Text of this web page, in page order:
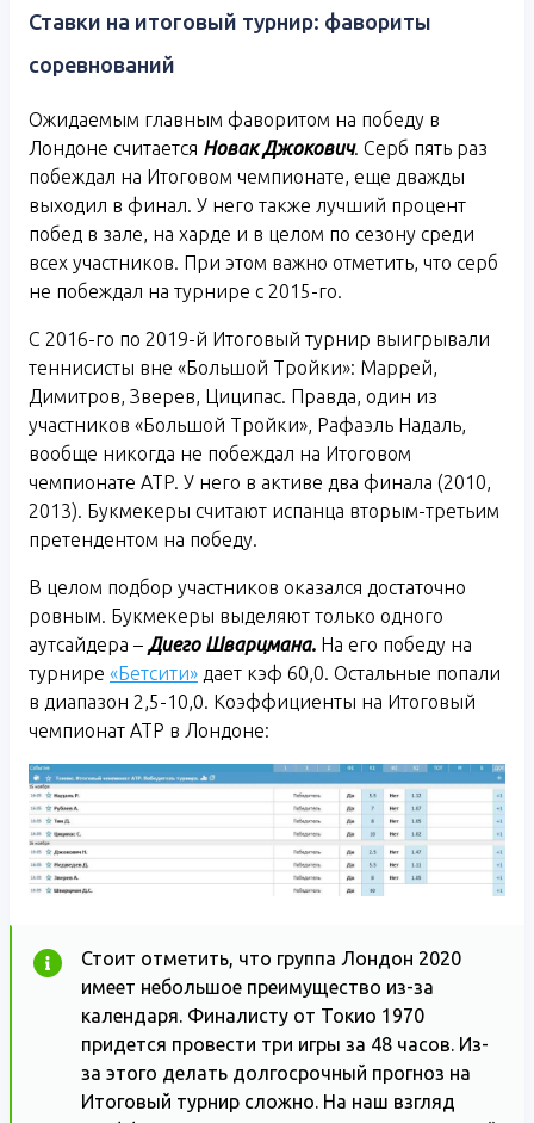
Ставки на итоговый турнир: фавориты
соревнований
Ожидаемым главным фаворитом на победу в
Лондоне считается Новак Джокович. Серб пять раз
побеждал на Итоговом чемпионате, еще дважды
выходил в финал. У него также лучший процент
побед в зале, на харде и в целом по сезону среди
всех участников. При этом важно отметить, что серб
не побеждал на турнире с 2015-го.
С 2016-го по 2019-й Итоговый турнир выигрывали
теннисисты вне «Большой Тройки»: Маррей,
Димитров, Зверев, Циципас. Правда, один из
участников «Большой Тройки», Рафаэль Надаль,
вообще никогда не побеждал на Итоговом
чемпионате ATP. У него в активе два финала (2010,
2013). Букмекеры считают испанца вторым-третьим
претендентом на победу.
В целом подбор участников оказался достаточно
ровным. Букмекеры выделяют только одного
аутсайдера – Диего Шварцмана. На его победу на
турнире «Бетсити» дает кэф 60,0. Остальные попали
в диапазон 2,5-10,0. Коэффициенты на Итоговый
чемпионат ATP в Лондоне:
Стоит отметить, что группа Лондон 2020
имеет небольшое преимущество из-за
календаря. Финалисту от Токио 1970
придется провести три игры за 48 часов. Из-
за этого делать долгосрочный прогноз на
Итоговый турнир сложно. На наш взгляд